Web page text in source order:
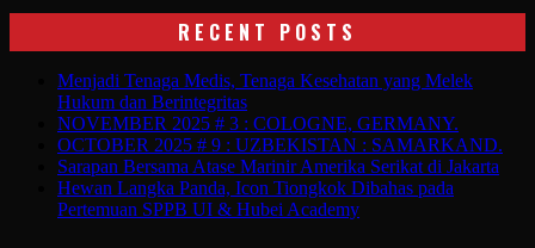
RECENT POSTS
Menjadi Tenaga Medis, Tenaga Kesehatan yang Melek
Hukum dan Berintegritas
NOVEMBER 2025 # 3 : COLOGNE, GERMANY.
OCTOBER 2025 # 9 : UZBEKISTAN : SAMARKAND.
Sarapan Bersama Atase Marinir Amerika Serikat di Jakarta
Hewan Langka Panda, Icon Tiongkok Dibahas pada
Pertemuan SPPB UI & Hubei Academy